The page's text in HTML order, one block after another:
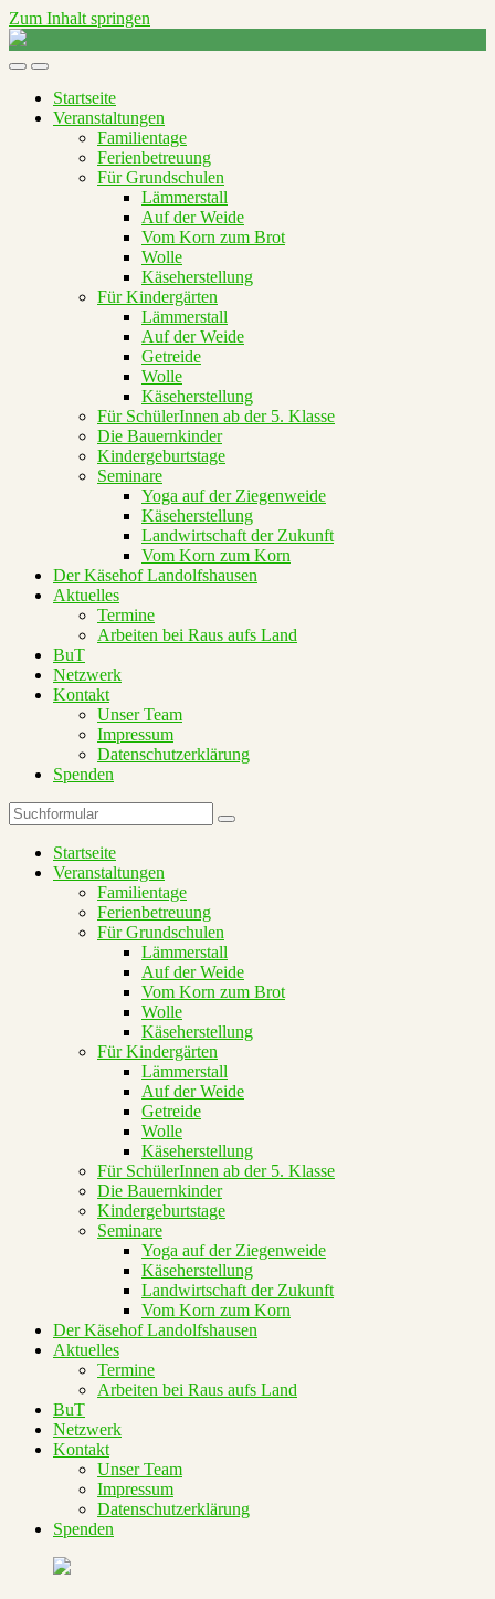
Zum Inhalt springen
Raus
aufs
Mobil-
umschalten
Suchfeld
umschalten
Startseite
Veranstaltungen
Familientage
Ferienbetreuung
Für Grundschulen
Lämmerstall
Auf der Weide
Vom Korn zum Brot
Wolle
Käseherstellung
Für Kindergärten
Lämmerstall
Auf der Weide
Getreide
Wolle
Käseherstellung
Für SchülerInnen ab der 5. Klasse
Die Bauernkinder
Kindergeburtstage
Seminare
Yoga auf der Ziegenweide
Käseherstellung
Landwirtschaft der Zukunft
Vom Korn zum Korn
Der Käsehof Landolfshausen
Aktuelles
Termine
Arbeiten bei Raus aufs Land
BuT
Netzwerk
Kontakt
Unser Team
Impressum
Datenschutzerklärung
Spenden
Suchen
Startseite
Veranstaltungen
Familientage
Ferienbetreuung
Für Grundschulen
Lämmerstall
Auf der Weide
Vom Korn zum Brot
Wolle
Käseherstellung
Für Kindergärten
Lämmerstall
Auf der Weide
Getreide
Wolle
Käseherstellung
Für SchülerInnen ab der 5. Klasse
Die Bauernkinder
Kindergeburtstage
Seminare
Yoga auf der Ziegenweide
Käseherstellung
Landwirtschaft der Zukunft
Vom Korn zum Korn
Der Käsehof Landolfshausen
Aktuelles
Termine
Arbeiten bei Raus aufs Land
BuT
Netzwerk
Kontakt
Unser Team
Impressum
Datenschutzerklärung
Spenden